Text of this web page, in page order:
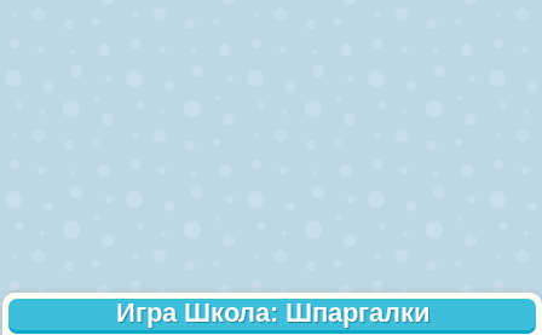
Игра Школа: Шпаргалки